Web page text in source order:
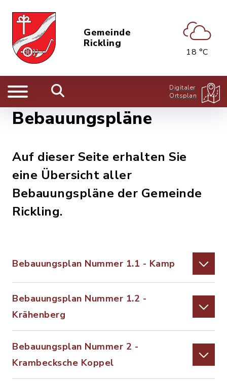
Gemeinde
Rickling
18 °C
Digitaler
Ortsplan
Bebauungspläne
Auf dieser Seite erhalten Sie
eine Übersicht aller
Bebauungspläne der Gemeinde
Rickling.
Bebauungsplan Nummer 1.1 - Kamp
Bebauungsplan Nummer 1.2 -
Krähenberg
Bebauungsplan Nummer 2 -
Krambecksche Koppel